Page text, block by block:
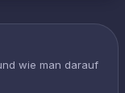
wie man darauf